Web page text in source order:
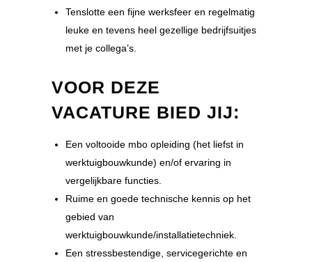
Tenslotte een fijne werksfeer en regelmatig
leuke en tevens heel gezellige bedrijfsuitjes
met je collega’s.
VOOR DEZE
VACATURE BIED JIJ:
Een voltooide mbo opleiding (het liefst in
werktuigbouwkunde) en/of ervaring in
vergelijkbare functies.
Ruime en goede technische kennis op het
gebied van
werktuigbouwkunde/installatietechniek.
Een stressbestendige, servicegerichte en